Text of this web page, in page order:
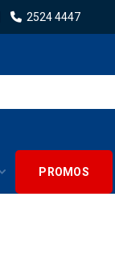
2524 4447
PROMOS